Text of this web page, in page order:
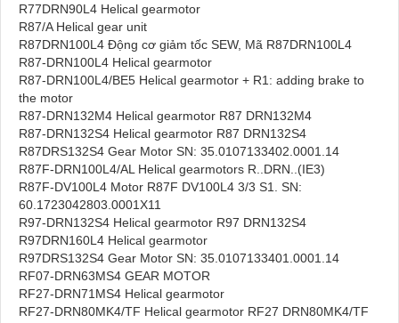
R77DRN90L4 Helical gearmotor
R87/A Helical gear unit
R87DRN100L4 Động cơ giảm tốc SEW, Mã R87DRN100L4
R87-DRN100L4 Helical gearmotor
R87-DRN100L4/BE5 Helical gearmotor + R1: adding brake to
the motor
R87-DRN132M4 Helical gearmotor R87 DRN132M4
R87-DRN132S4 Helical gearmotor R87 DRN132S4
R87DRS132S4 Gear Motor SN: 35.0107133402.0001.14
R87F-DRN100L4/AL Helical gearmotors R..DRN..(IE3)
R87F-DV100L4 Motor R87F DV100L4 3/3 S1. SN:
60.1723042803.0001X11
R97-DRN132S4 Helical gearmotor R97 DRN132S4
R97DRN160L4 Helical gearmotor
R97DRS132S4 Gear Motor SN: 35.0107133401.0001.14
RF07-DRN63MS4 GEAR MOTOR
RF27-DRN71MS4 Helical gearmotor
RF27-DRN80MK4/TF Helical gearmotor RF27 DRN80MK4/TF